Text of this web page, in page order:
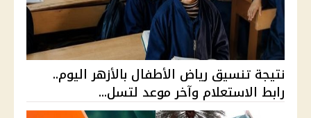
نتيجة تنسيق رياض الأطفال بالأزهر اليوم..
رابط الاستعلام وآخر موعد لتسل...